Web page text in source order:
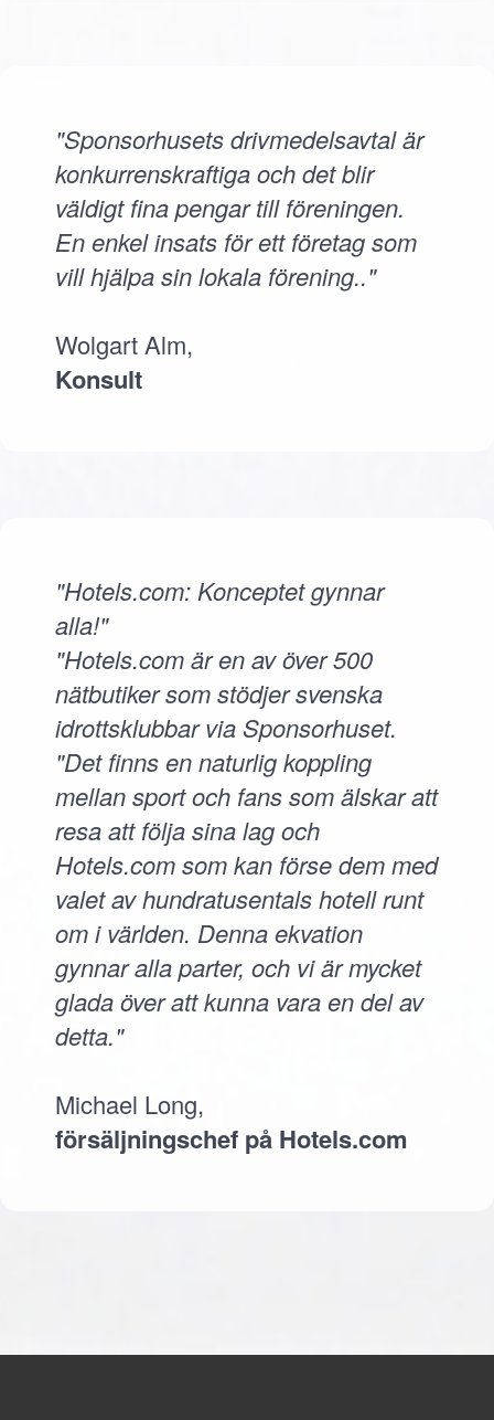
"Sponsorhusets drivmedelsavtal är
konkurrenskraftiga och det blir
väldigt fina pengar till föreningen.
En enkel insats för ett företag som
vill hjälpa sin lokala förening.."
Wolgart Alm,
Konsult
"Hotels.com: Konceptet gynnar
alla!"
"Hotels.com är en av över 500
nätbutiker som stödjer svenska
idrottsklubbar via Sponsorhuset.
"Det finns en naturlig koppling
mellan sport och fans som älskar att
resa att följa sina lag och
Hotels.com som kan förse dem med
valet av hundratusentals hotell runt
om i världen. Denna ekvation
gynnar alla parter, och vi är mycket
glada över att kunna vara en del av
detta."
Michael Long,
försäljningschef på Hotels.com